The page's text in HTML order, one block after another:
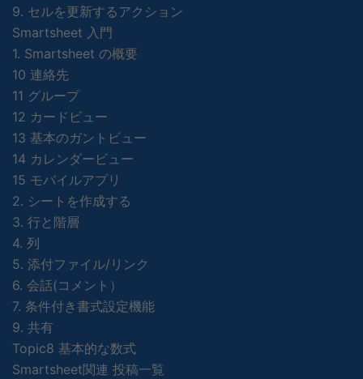
9. セルを更新するアクション
Smartsheet 入門
1. Smartsheet の概要
10 連絡先
11 グループ
12 カードビュー
13 基本のガントビュー
14 カレンダービュー
15 モバイルアプリ
2. シートを作成する
3. 行と階層
4. 列
5. 添付ファイル/リンク
6. 会話(コメント）
7. 条件付き書式設定機能
9. 共有
Topic8 基本的な数式
Smartsheet関連 投稿一覧